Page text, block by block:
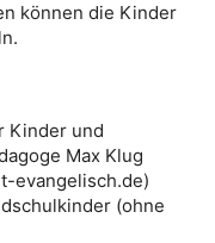
können die Kinder
Kinder und
Max Klug
evangelisch.de)
(ohne